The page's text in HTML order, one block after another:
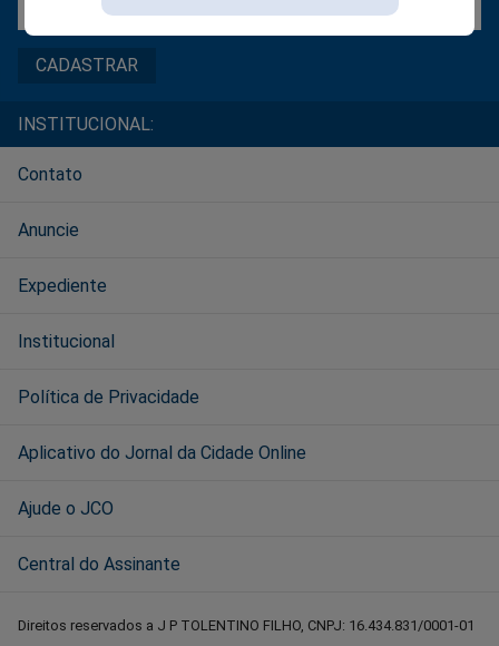
INSTITUCIONAL:
Contato
Anuncie
Expediente
Institucional
Política de Privacidade
Aplicativo do Jornal da Cidade Online
Ajude o JCO
Central do Assinante
Direitos reservados a J P TOLENTINO FILHO, CNPJ: 16.434.831/0001-01